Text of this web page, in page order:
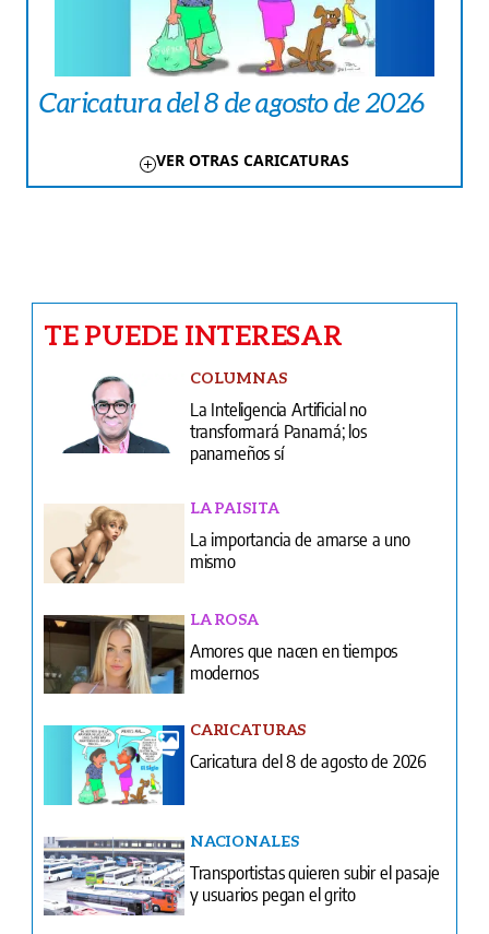
Caricatura del 8 de agosto de 2026
VER OTRAS CARICATURAS
La Inteligencia Artificial no
transformará Panamá; los
panameños sí
LA PAISITA
La importancia de amarse a uno
mismo
LA ROSA
Amores que nacen en tiempos
modernos
CARICATURAS
Caricatura del 8 de agosto de 2026
NACIONALES
Transportistas quieren subir el pasaje
INFIDENCIAS Y CONFIDENCIAS
Infidencias y confidencias del 8 de
agosto de 2026